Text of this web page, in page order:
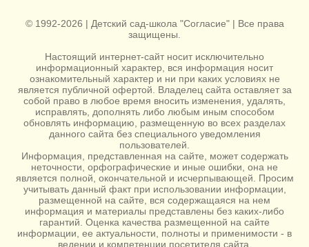
© 1992-2026 | Детский сад-школа "Согласие" | Все права
защищены.
Настоящий интернет-сайт носит исключительно
информационный характер, вся информация носит
ознакомительный характер и ни при каких условиях не
является публичной офертой. Владелец сайта оставляет за
собой право в любое время вносить изменения, удалять,
исправлять, дополнять либо любым иным способом
обновлять информацию, размещенную во всех разделах
данного сайта без специального уведомления
пользователей.
Информация, представленная на сайте, может содержать
неточности, орфографические и иные ошибки, она не
является полной, окончательной и исчерпывающей. Просим
учитывать данный факт при использовании информации,
размещенной на сайте, вся содержащаяся на нем
информация и материалы представлены без каких-либо
гарантий. Оценка качества размещенной на сайте
информации, ее актуальности, полноты и применимости - в
ведении и компетенции посетителя сайта.